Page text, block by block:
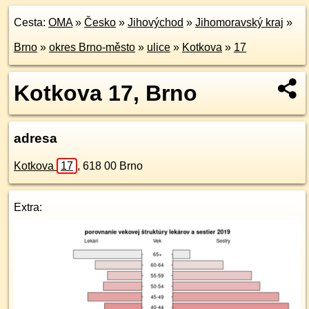
Cesta: OMA» Česko » Jihovýchod » Jihomoravský kraj »
Brno » okres Brno-město » ulice » Kotkova » 17
Kotkova 17, Brno
adresa
Kotkova 17 , 618 00 Brno
Extra: